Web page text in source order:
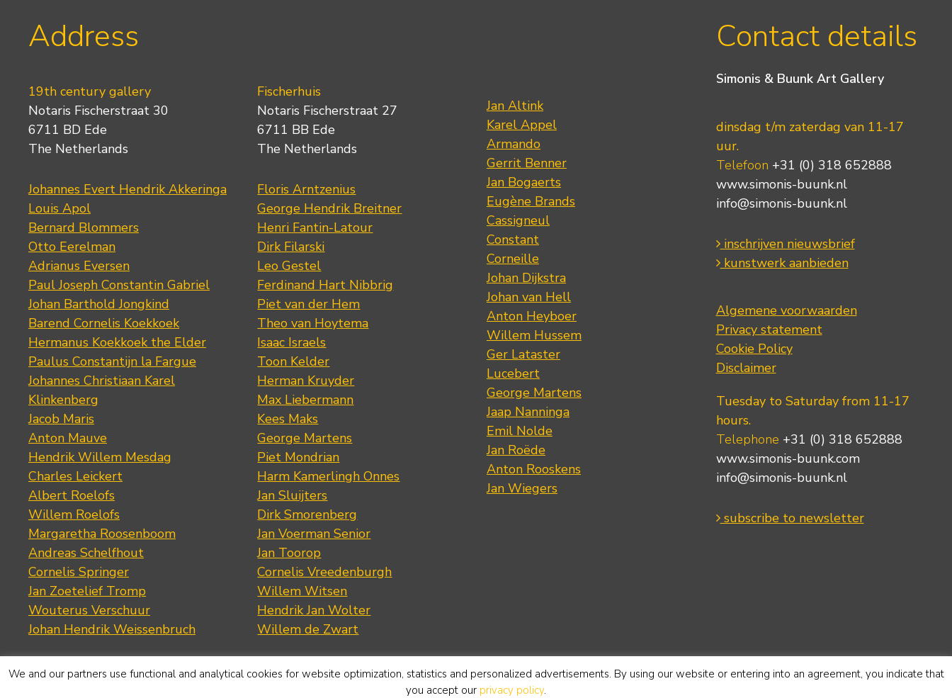
Address
19th century gallery
Notaris Fischerstraat 30
6711 BD Ede
The Netherlands
Johannes Evert Hendrik Akkeringa
Louis Apol
Bernard Blommers
Otto Eerelman
Adrianus Eversen
Paul Joseph Constantin Gabriel
Johan Barthold Jongkind
Barend Cornelis Koekkoek
Hermanus Koekkoek the Elder
Paulus Constantijn la Fargue
Johannes Christiaan Karel
Klinkenberg
Jacob Maris
Anton Mauve
Hendrik Willem Mesdag
Charles Leickert
Albert Roelofs
Willem Roelofs
Margaretha Roosenboom
Andreas Schelfhout
Cornelis Springer
Jan Zoetelief Tromp
Wouterus Verschuur
Johan Hendrik Weissenbruch
Fischerhuis
Notaris Fischerstraat 27
6711 BB Ede
The Netherlands
Floris Arntzenius
George Hendrik Breitner
Henri Fantin-Latour
Dirk Filarski
Leo Gestel
Ferdinand Hart Nibbrig
Piet van der Hem
Theo van Hoytema
Isaac Israels
Toon Kelder
Herman Kruyder
Max Liebermann
Kees Maks
George Martens
Piet Mondrian
Harm Kamerlingh Onnes
Jan Sluijters
Dirk Smorenberg
Jan Voerman Senior
Jan Toorop
Cornelis Vreedenburgh
Willem Witsen
Hendrik Jan Wolter
Willem de Zwart
Jan Altink
Karel Appel
Armando
Gerrit Benner
Jan Bogaerts
Eugène Brands
Cassigneul
Constant
Corneille
Johan Dijkstra
Johan van Hell
Anton Heyboer
Willem Hussem
Ger Lataster
Lucebert
George Martens
Jaap Nanninga
Emil Nolde
Jan Roëde
Anton Rooskens
Jan Wiegers
Contact details
Simonis & Buunk Art Gallery
dinsdag t/m zaterdag van 11-17
uur.
Telefoon +31 (0) 318 652888
www.simonis-buunk.nl
info@simonis-buunk.nl
inschrijven nieuwsbrief
kunstwerk aanbieden
Algemene voorwaarden
Privacy statement
Cookie Policy
Disclaimer
Tuesday to Saturday from 11-17
hours.
Telephone +31 (0) 318 652888
www.simonis-buunk.com
info@simonis-buunk.nl
subscribe to newsletter
We and our partners use functional and analytical cookies for website optimization, statistics and personalized advertisements. By using our website or entering into an agreement, you indicate that
you accept our privacy policy.